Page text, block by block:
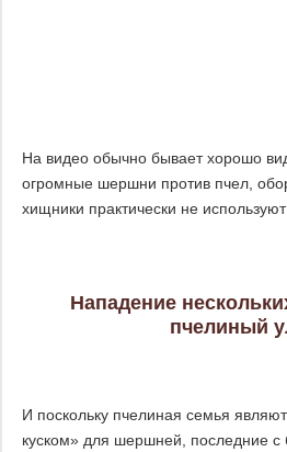
На видео обычно бывает хорошо
огромные шершни против пчел,
хищники практически не
Нападение
пчелиный
И поскольку пчелиная семья
куском» для шершней, последние с